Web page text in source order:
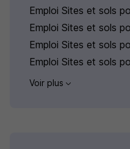
Emploi Sites et sols
Emploi Sites et sols
Emploi Sites et sols
Emploi Sites et sols
Voir plus